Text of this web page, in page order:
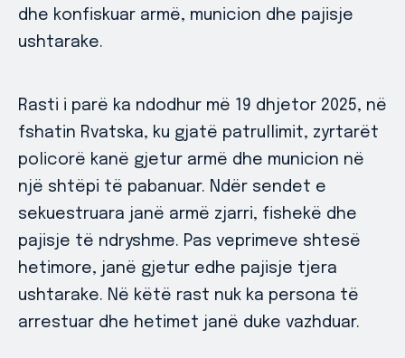
dhe konfiskuar armë, municion dhe pajisje
ushtarake.
Rasti i parë ka ndodhur më 19 dhjetor 2025, në
fshatin Rvatska, ku gjatë patrullimit, zyrtarët
policorë kanë gjetur armë dhe municion në
një shtëpi të pabanuar. Ndër sendet e
sekuestruara janë armë zjarri, fishekë dhe
pajisje të ndryshme. Pas veprimeve shtesë
hetimore, janë gjetur edhe pajisje tjera
ushtarake. Në këtë rast nuk ka persona të
arrestuar dhe hetimet janë duke vazhduar.